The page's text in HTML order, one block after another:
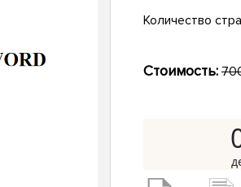
Количество
Стоимость: